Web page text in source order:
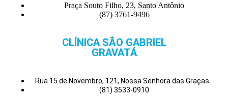
Praça Souto Filho, 23, Santo Antônio
(87) 3761-9496
CLÍNICA SÃO GABRIEL
GRAVATÁ
Rua 15 de Novembro, 121, Nossa Senhora das Graças
(81) 3533-0910